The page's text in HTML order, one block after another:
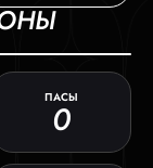
ПАСЫ
0